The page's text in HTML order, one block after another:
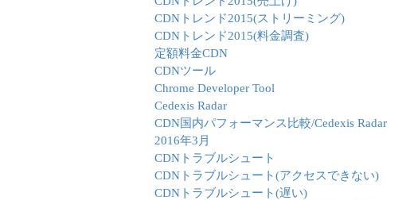
CDNトレンド2015(ストリーミング)
CDNトレンド2015(料金調査)
定額料金CDN
CDNツール
Chrome Developer Tool
Cedexis Radar
CDN国内パフォーマンス比較/Cedexis Radar
2016年3月
CDNトラブルシュート
CDNトラブルシュート(アクセスできない)
CDNトラブルシュート(遅い)